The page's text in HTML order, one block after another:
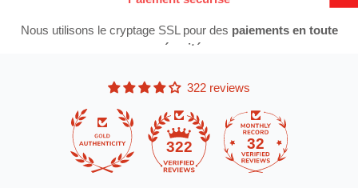
Nous utilisons le cryptage SSL pour des
paiements en toute
sécurité
322 reviews
322 32